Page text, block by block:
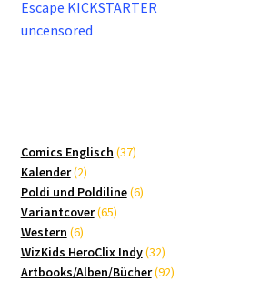
Beitrag:
Escape KICKSTARTER
uncensored
Comics Englisch 3737
Kalender 22
Produkte
Poldi und Poldiline 66
Variantcover 6565
Western 66
Produkte
WizKids HeroClix Indy 3232
Produkte
Artbooks/Alben/Bücher 9292